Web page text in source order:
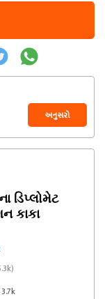
અનુસરો
ડિપ્લોમેટ
કાકા
3.7k